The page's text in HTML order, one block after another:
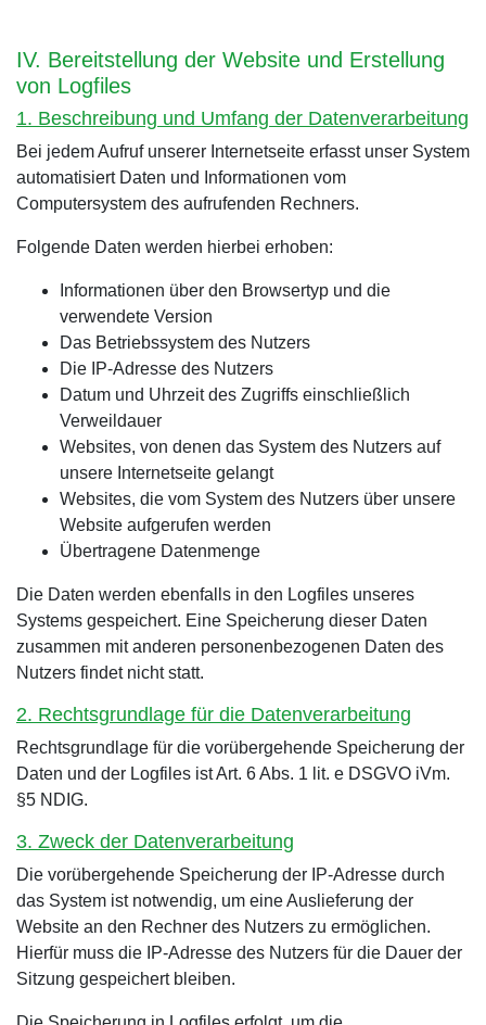
IV. Bereitstellung der Website und Erstellung
von Logfiles
1. Beschreibung und Umfang der Datenverarbeitung
Bei jedem Aufruf unserer Internetseite erfasst unser System
automatisiert Daten und Informationen vom
Computersystem des aufrufenden Rechners.
Folgende Daten werden hierbei erhoben:
Informationen über den Browsertyp und die
verwendete Version
Das Betriebssystem des Nutzers
Die IP-Adresse des Nutzers
Datum und Uhrzeit des Zugriffs einschließlich
Verweildauer
Websites, von denen das System des Nutzers auf
unsere Internetseite gelangt
Websites, die vom System des Nutzers über unsere
Website aufgerufen werden
Übertragene Datenmenge
Die Daten werden ebenfalls in den Logfiles unseres
Systems gespeichert. Eine Speicherung dieser Daten
zusammen mit anderen personenbezogenen Daten des
Nutzers findet nicht statt.
2. Rechtsgrundlage für die Datenverarbeitung
Rechtsgrundlage für die vorübergehende Speicherung der
Daten und der Logfiles ist Art. 6 Abs. 1 lit. e DSGVO iVm.
§5 NDIG.
3. Zweck der Datenverarbeitung
Die vorübergehende Speicherung der IP-Adresse durch
das System ist notwendig, um eine Auslieferung der
Website an den Rechner des Nutzers zu ermöglichen.
Hierfür muss die IP-Adresse des Nutzers für die Dauer der
Sitzung gespeichert bleiben.